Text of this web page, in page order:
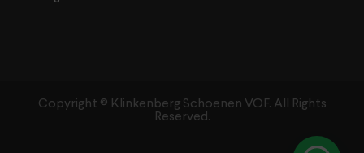
Copyright ©️ Klinkenberg Schoenen VOF. All Rights
Reserved.